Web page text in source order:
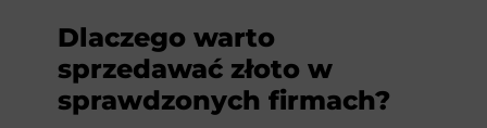
Dlaczego warto
sprzedawać złoto w
sprawdzonych firmach?